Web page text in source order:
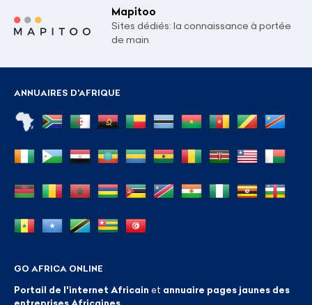
Mapitoo
Sites dédiés: la connaissance à portée
de main
ANNUAIRES D'AFRIQUE
GO AFRICA ONLINE
Portail de l'internet Africain et annuaire pages jaunes des